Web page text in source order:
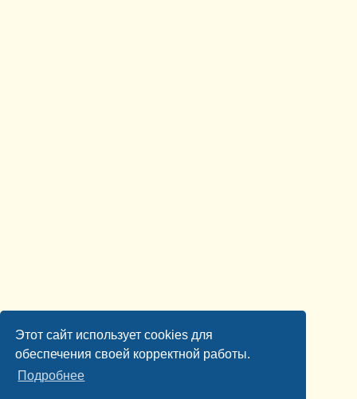
Этот сайт использует cookies для
обеспечения своей корректной работы.
Подробнее